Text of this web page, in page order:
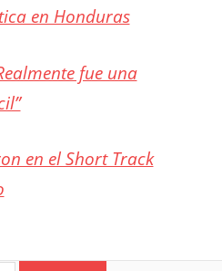
en Honduras
fue una
en el Short Track